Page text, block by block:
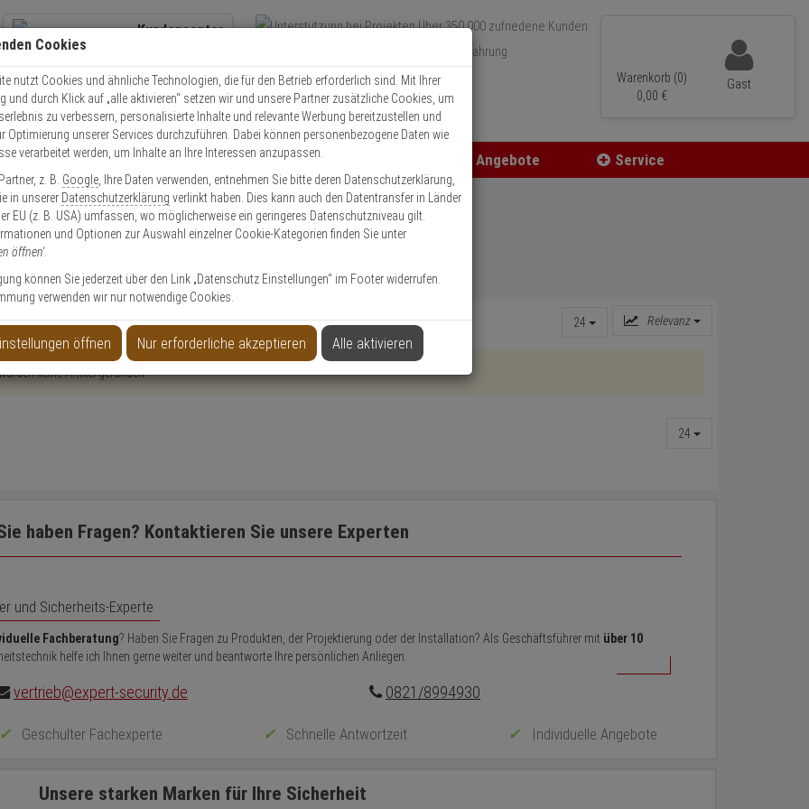
Kundencenter
Kontaktservice nutzen
Mo. - Do.: 8:00 - 16:30 Fr. 8:00 - 14:00 Uhr
Über 350.000 zufriedene Kunden
Über 15 Jahre Erfahrung
Schneller Versand
Warenkorb (0)
0, 00 €
Gast
Zutritt Einbruch Angebote Service
24 Relevanz
keine Artikel gefunden
24
haben Fragen? Kontaktieren Sie unsere Experten
und Sicherheits-Experte
Fachberatung? Haben Sie Fragen zu Produkten, der Projektierung oder der Installation? Als Geschäftsführer mit über 10
helfe ich Ihnen gerne weiter und beantworte Ihre persönlichen Anliegen.
vertrieb@expert-security.de 0821/8994930
Geschulter Fachexperte Schnelle Antwortzeit Individuelle Angebote
Unsere starken Marken für Ihre Sicherheit
Cookies
nutzt Cookies und ähnliche Technologien, die für den Betrieb erforderlich sind. Mit Ihrer
und durch Klick auf „alle aktivieren“ setzen wir und unsere Partner zusätzliche Cookies, um
zu verbessern, personalisierte Inhalte und relevante Werbung bereitzustellen und
Optimierung unserer Services durchzuführen. Dabei können personenbezogene Daten wie
verarbeitet werden, um Inhalte an Ihre Interessen anzupassen.
z. B. Google , Ihre Daten verwenden, entnehmen Sie bitte deren Datenschutzerklärung,
in unserer Datenschutzerklärung verlinkt haben. Dies kann auch den Datentransfer in Länder
EU (z. B. USA) umfassen, wo möglicherweise ein geringeres Datenschutzniveau gilt.
und Optionen zur Auswahl einzelner Cookie-Kategorien finden Sie unter
öffnen'.
können Sie jederzeit über den Link „Datenschutz Einstellungen“ im Footer widerrufen.
verwenden wir nur notwendige Cookies.
öffnen Nur erforderliche akzeptieren Alle aktivieren